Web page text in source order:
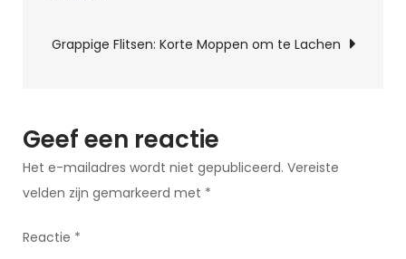
in
Grappige Flitsen: Korte Moppen om te Lachen
Geef een reactie
Het e-mailadres wordt niet gepubliceerd. Vereiste
velden zijn gemarkeerd met *
Reactie *